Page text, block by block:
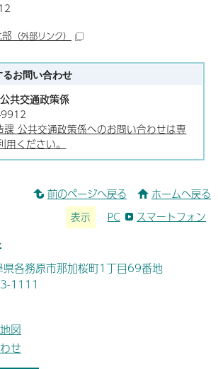
（外部リンク）
るお問い合わせ
共交通政策係
課 公共交通政策係へのお問い合わせは専
ください。
前のページへ戻る ホームへ戻る
表示 PC スマートフォン
各務原市那加桜町1丁目69番地
1111
図
せ